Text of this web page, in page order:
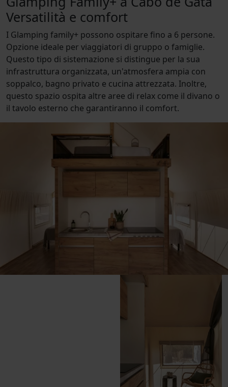
Versatilità e comfort
I Glamping family+ possono ospitare fino a 6 persone.
Opzione ideale per viaggiatori di gruppo o famiglie.
Questo tipo di sistemazione si distingue per la sua
infrastruttura organizzata, un'atmosfera ampia con
soppalco, bagno privato e cucina attrezzata. Inoltre,
questo spazio ospita altre aree di relax come il divano o
il tavolo esterno che garantiranno il comfort.